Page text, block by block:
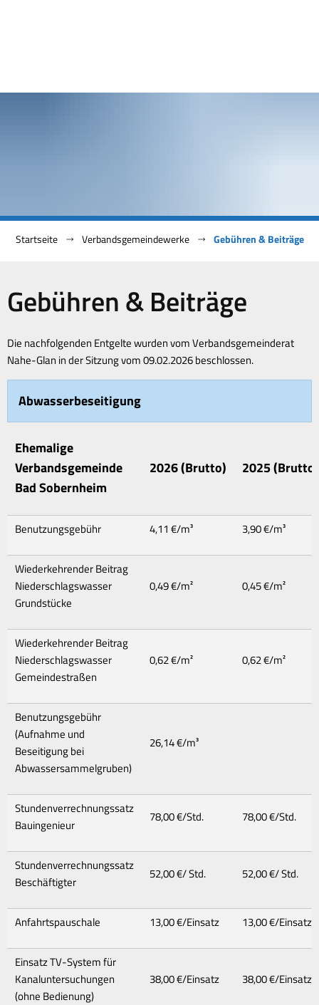
Startseite Verbandsgemeindewerke Gebühren & Beiträge
&Gebühren & Beiträge
Die nachfolgenden Entgelte wurden vom Verbandsgemeinderat
Nahe-Glan in der Sitzung vom 09.02.2026 beschlossen.
Abwasserbeseitigung
Ehemalige
Verbandsgemeinde
Bad Sobernheim
2026 (Brutto) 2025 (Brutto)
Benutzungsgebühr 4,11 €/m³ 3,90 €/m³
Wiederkehrender Beitrag
Niederschlagswasser
Grundstücke
0,49 €/m² 0,45 €/m²
Wiederkehrender Beitrag
Niederschlagswasser
Gemeindestraßen
0,62 €/m² 0,62 €/m²
Benutzungsgebühr
(Aufnahme und
Beseitigung bei
Abwassersammelgruben)
26,14 €/m³
Stundenverrechnungssatz
Bauingenieur
78,00 €/Std. 78,00 €/Std.
Stundenverrechnungssatz
Beschäftigter
52,00 €/ Std. 52,00 €/ Std.
Anfahrtspauschale 13,00 €/Einsatz 13,00 €/Einsatz
Einsatz TV-System für
Kanaluntersuchungen
(ohne Bedienung)
38,00 €/Einsatz 38,00 €/Einsatz